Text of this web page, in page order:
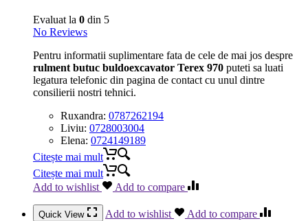
Evaluat la 0 din 5
No Reviews
Pentru informatii suplimentare fata de cele de mai jos despre
rulment butuc buldoexcavator Terex 970 puteti sa luati
legatura telefonic din pagina de contact cu unul dintre
consilierii nostri tehnici.
Ruxandra: 0787262194
Liviu: 0728003004
Elena: 0724149189
Citește mai mult
Citește mai mult
Add to wishlist
Add to compare
Quick View Add to wishlist Add to compare